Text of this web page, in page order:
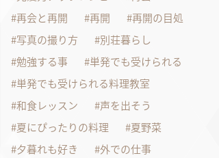
再会と再開
再開
再開の目処
写真の撮り方
別荘暮らし
勉強する事
単発でも受けられる
単発でも受けられる料理教室
和食レッスン
声を出そう
夏にぴったりの料理
夏野菜
夕暮れも好き
外での仕事